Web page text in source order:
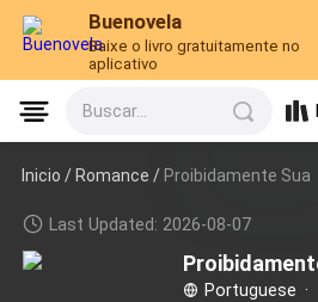
Buenovela
Baixe o livro gratuitamente no
aplicativo
Buscar...
Inicio /Romance / Proibidamente Sua
Last Updated: 2026-08-07
Portuguese ·